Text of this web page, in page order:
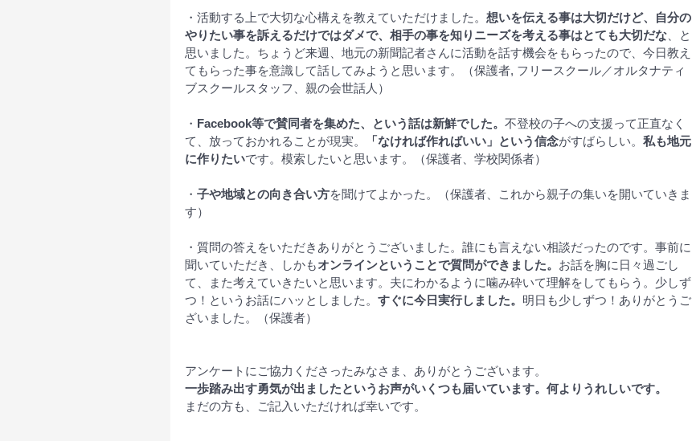
・活動する上で大切な心構えを教えていただけました。 想いを伝える事は大切だけど、自分の
やりたい事を訴えるだけではダメで、相手の事を知りニーズを考える事はとても大切だな 、と
思いました。ちょうど来週、地元の新聞記者さんに活動を話す機会をもらったので、今日教え
てもらった事を意識して話してみようと思います。（保護者, フリースクール／オルタナティ
ブスクールスタッフ、親の会世話人）
・ Facebook等で賛同者を集めた、という話は新鮮でした。 不登校の子への支援って正直なく
て、放っておかれることが現実。
「なければ作ればいい」という信念がすばらしい。 私も地元
に作りたいです。模索したいと思います。（保護者、学校関係者）
・ 子や地域との向き合い方を聞けてよかった。（保護者、これから親子の集いを開いていきま
す）
・質問の答えをいただきありがとうございました。誰にも言えない相談だったのです。事前に
聞いていただき、しかもオンラインということで質問ができました。 お話を胸に日々過ごし
て、また考えていきたいと思います。夫にわかるように噛み砕いて理解をしてもらう。少しず
つ！というお話にハッとしました。 すぐに今日実行しました。 明日も少しずつ！ありがとうご
ざいました。（保護者）
アンケートにご協力くださったみなさま、ありがとうございます。
一歩踏み出す勇気が出ましたというお声がいくつも届いています。何よりうれしいです。
まだの方も、ご記入いただければ幸いです。